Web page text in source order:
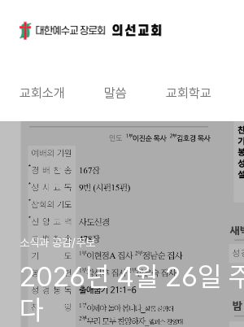
교회소개 말씀 교회학교
소식과 공감/주보
2026년 4월 26일
다